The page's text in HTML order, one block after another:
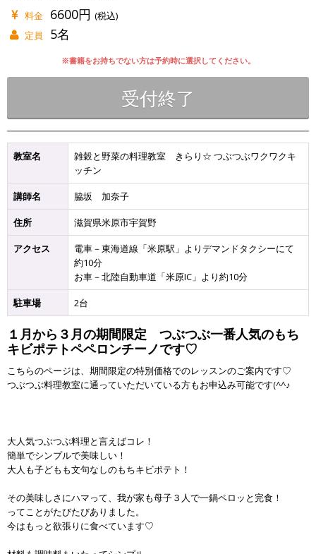
料金 6600円 (税込)
定員
5名
※書籍をお持ちでない方は予約時に選択してください。
受付終了
教室名
雑穀と野菜の料理教室 きらり☆ つぶつぶワクワクキ
ッチン
講師名 脇坂 加奈子
住所 滋賀県米原市宇賀野
アクセス
電車－東海道線「米原駅」よりデマンドタクシーにて
約10分
お車－北陸自動車道「米原IC」より約10分
駐車場 2台
１月から３月の期間限定 つぶつぶ一番人気のもち
キビポテトペペロンチーノです♡
こちらのページは、期間限定の特別価格でのレッスンのご案内です♡
つぶつぶ料理教室に通っていただいている方もお申込み可能です(^^♪
大人気つぶつぶ料理と言えばコレ！
簡単でシンプルで美味しい！
大人も子どもも文句なしのもちキビポテト！
その美味しさにハマって、我が家も母子３人で一鍋ペロッと完食！
ってことがたびたびありました。
今はもっと欲張りに食べています♡